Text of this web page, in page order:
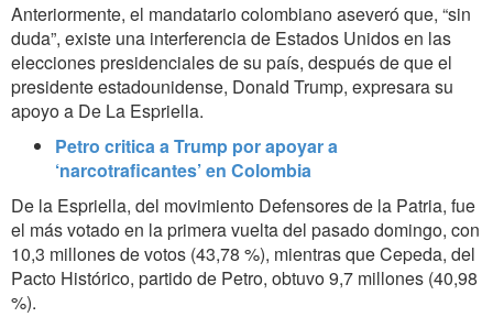
Anteriormente, el mandatario colombiano aseveró que, “sin
duda”, existe una interferencia de Estados Unidos en las
elecciones presidenciales de su país, después de que el
presidente estadounidense, Donald Trump, expresara su
apoyo a De La Espriella.
Petro critica a Trump por apoyar a
‘narcotraficantes’ en Colombia
De la Espriella, del movimiento Defensores de la Patria, fue
el más votado en la primera vuelta del pasado domingo, con
10,3 millones de votos (43,78 %), mientras que Cepeda, del
Pacto Histórico, partido de Petro, obtuvo 9,7 millones (40,98
%).